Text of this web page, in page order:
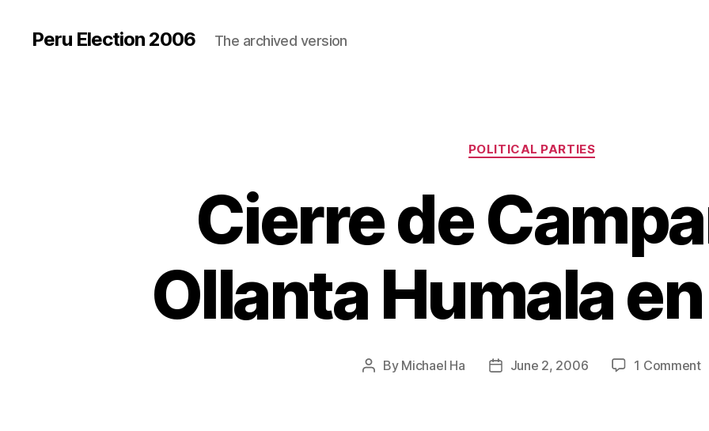
Peru Election 2006 The archived version
Categories
POLITICAL PARTIES
Cierre de
Ollanta Humala
Post
By Michael Ha
PostJune 2, 2006 1 Commenton